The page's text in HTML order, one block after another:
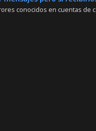
conocidos en cuentas de